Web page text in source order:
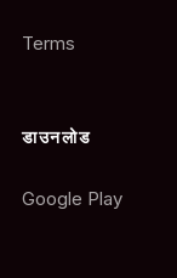
Terms
डाउनलोड
Google Play